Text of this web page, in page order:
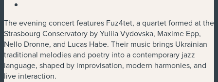
The evening concert features Fuz4tet, a quartet formed at the
Strasbourg Conservatory by Yuliia Vydovska, Maxime Epp,
Nello Dronne, and Lucas Habe. Their music brings Ukrainian
traditional melodies and poetry into a contemporary jazz
language, shaped by improvisation, modern harmonies, and
live interaction.